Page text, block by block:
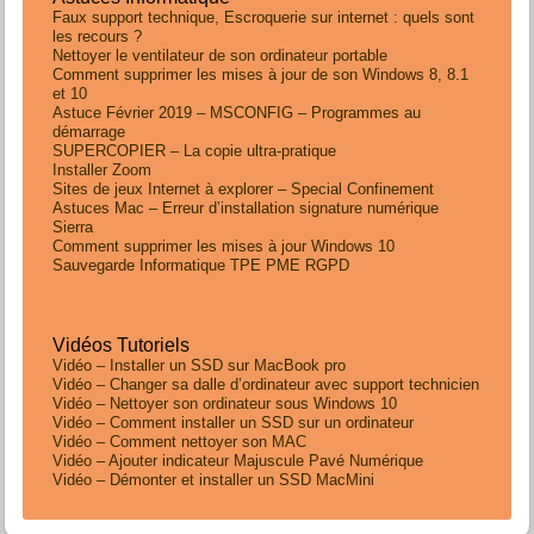
Faux support technique, Escroquerie sur internet : quels sont
les recours ?
Nettoyer le ventilateur de son ordinateur portable
Comment supprimer les mises à jour de son Windows 8, 8.1
et 10
Astuce Février 2019 – MSCONFIG – Programmes au
démarrage
SUPERCOPIER – La copie ultra-pratique
Installer Zoom
Sites de jeux Internet à explorer – Special Confinement
Astuces Mac – Erreur d’installation signature numérique
Sierra
Comment supprimer les mises à jour Windows 10
Sauvegarde Informatique TPE PME RGPD
Vidéos Tutoriels
Vidéo – Installer un SSD sur MacBook pro
Vidéo – Changer sa dalle d’ordinateur avec support technicien
Vidéo – Nettoyer son ordinateur sous Windows 10
Vidéo – Comment installer un SSD sur un ordinateur
Vidéo – Comment nettoyer son MAC
Vidéo – Ajouter indicateur Majuscule Pavé Numérique
Vidéo – Démonter et installer un SSD MacMini